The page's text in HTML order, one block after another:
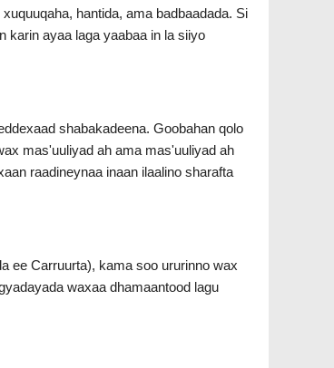
hantida, ama badbaadada. Si
karin ayaa laga yaabaa in la siiyo
shabakadeena. Goobahan qolo
mas'uuliyad ah ama mas'uuliyad ah
raadineynaa inaan ilaalino sharafta
ee Carruurta), kama soo ururinno wax
waxaa dhamaantood lagu